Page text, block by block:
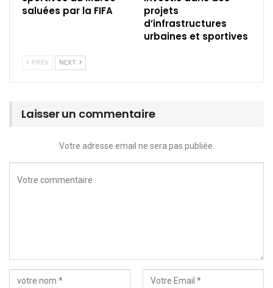
saluées par la FIFA
projets
d’infrastructures
urbaines et sportives
PREV NEXT
Laisser un commentaire
Votre adresse email ne sera pas publiée.